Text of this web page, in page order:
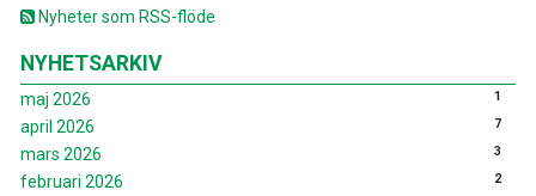
Nyheter som RSS-flöde
NYHETSARKIV
maj 2026 1
april 2026 7
mars 2026 3
februari 2026 2